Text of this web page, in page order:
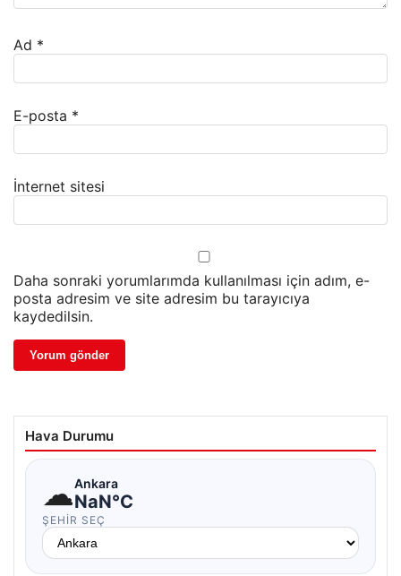
Ad *
E-posta *
İnternet sitesi
Daha sonraki yorumlarımda kullanılması için adım, e-
posta adresim ve site adresim bu tarayıcıya
kaydedilsin.
Hava Durumu
☁Ankara
NaN°C
ŞEHIR SEÇ